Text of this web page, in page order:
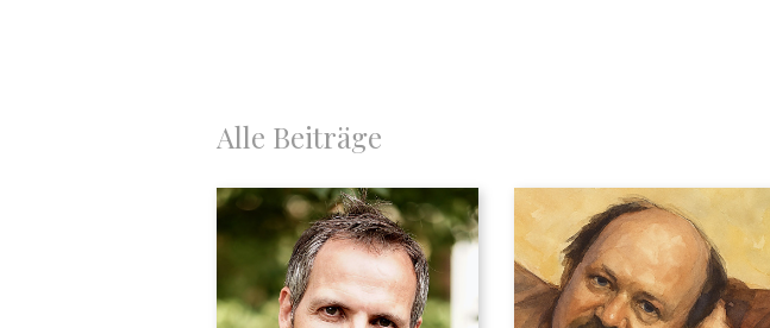
Alle Beiträge